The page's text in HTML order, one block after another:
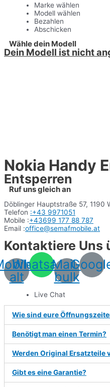
Marke wählen
Modell wählen
Bezahlen
Abschicken
Wähle dein Modell
Dein Modell ist nicht
Nokia Handy
Entsperren
Ruf uns gleich an
Döblinger Hauptstraße 57, 1190
Telefon :+43 9971051
Mobile :+43699 177 88 787
Email :office@semafmobile.at
Kontaktiere Uns
alt
Whatsapp
Mail-
bulk
Live Chat
Wie sind eure
Benötigt man einen Termin?
Werden Original Ersatzteile
Gibt es eine Garantie?